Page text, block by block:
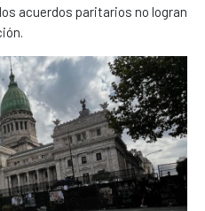
acuerdos paritarios no logran